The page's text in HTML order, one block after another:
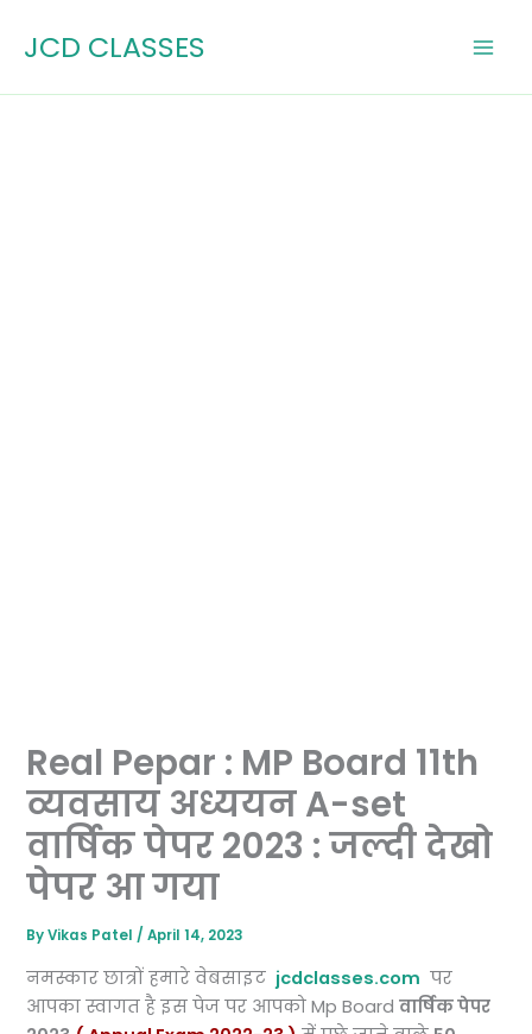
JCD CLASSES
Real Pepar : MP Board 11th
व्यवसाय अध्ययन A-set
वार्षिक पेपर 2023 : जल्दी देखो
पेपर आ गया
ByVikas Patel/April 14, 2023
नमस्कार छात्रों हमारे वेबसाइट jcdclasses.com पर
आपका स्वागत है इस पेज पर आपको Mp Boardवार्षिक पेपर